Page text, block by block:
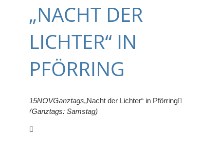
„NACHT DER
LICHTER“ IN
PFÖRRING
15NOVGanztags„Nacht der Lichter“ in Pförring
(Ganztags: Samstag)